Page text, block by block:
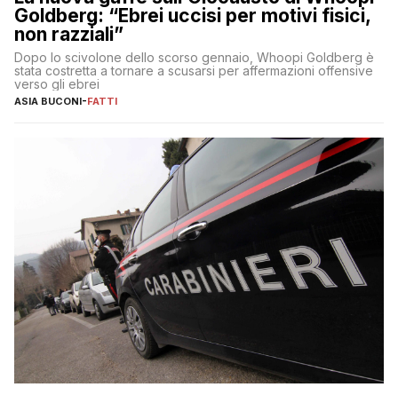
Goldberg: “Ebrei uccisi per motivi fisici,
non razziali”
Dopo lo scivolone dello scorso gennaio, Whoopi Goldberg è
stata costretta a tornare a scusarsi per affermazioni offensive
verso gli ebrei
ASIA BUCONI-FATTI